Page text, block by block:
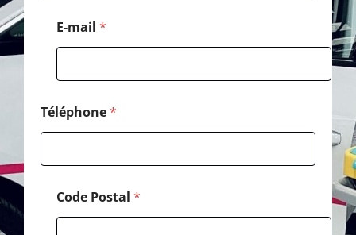
E-mail *
Téléphone*
Code Postal *